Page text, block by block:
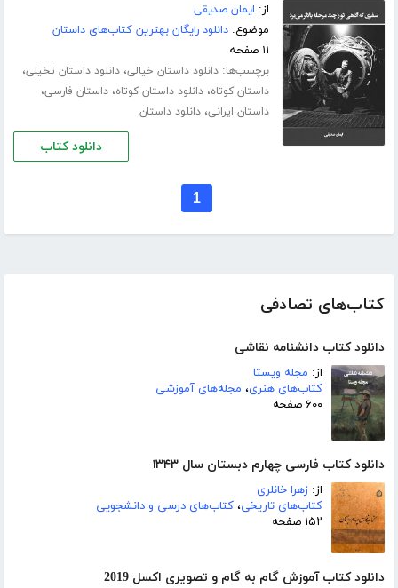
کتاب‌های تصادفی
دانلود کتاب دانشنامه نقاشی
از: مجله ویستا
کتاب‌های هنری، مجله‌های آموزشی
۶۰۰ صفحه
دانلود کتاب فارسی چهارم دبستان سال ۱۳۴۳
از: زهرا خانلری
کتاب‌های تاریخی، کتاب‌های درسی و دانشجویی
۱۵۲ صفحه
دانلود کتاب آموزش گام به گام و تصویری اکسل 2019
از: ایمان صدیقی
موضوع:دانلود رایگان بهترین کتاب‌های داستان
۱۱ صفحه
برچسب‌ها:دانلود داستان خیالی،دانلود داستان تخیلی،
داستان کوتاه،دانلود داستان کوتاه،داستان فارسی،
داستان ایرانی،دانلود داستان
دانلود کتاب
1